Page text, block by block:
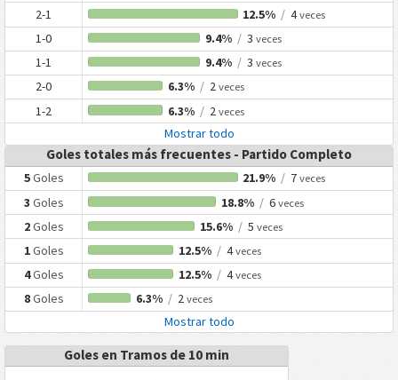
2-1 12.5% / 4veces
1-0 9.4% /3 veces
1-1 9.4% /3 veces
2-0 6.3% /2 veces
1-2 6.3% /2 veces
Mostrar todo
Goles totales más frecuentes - Partido Completo
5Goles 21.9% / 7veces
3 Goles 18.8% / 6veces
2Goles 15.6% /5 veces
1Goles 12.5% /4veces
4Goles 12.5% /4veces
8Goles 6.3% /2 veces
Mostrar todo
Goles en Tramos de 10 min